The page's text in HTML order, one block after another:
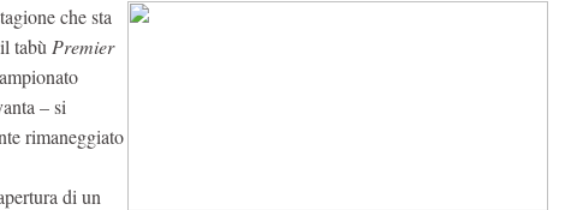
che sta
tabù Premier
– si
rimaneggiato
di un